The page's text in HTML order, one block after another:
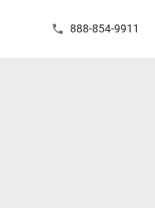
888-854-9911